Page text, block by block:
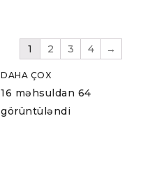
1 2 3 4 →
DAHA ÇOX
16 məhsuldan 64
görüntüləndi